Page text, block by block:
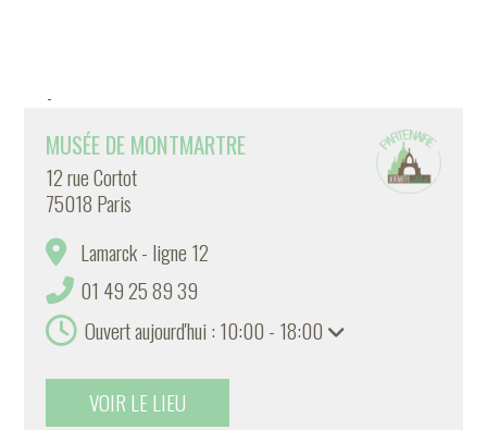
-
MUSÉE DE MONTMARTRE
12 rue Cortot
75018 Paris
Lamarck - ligne 12
01 49 25 89 39
Ouvert aujourd'hui : 10:00 - 18:00
VOIR LE LIEU